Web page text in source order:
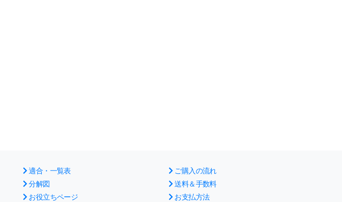
適合・一覧表
分解図
お役立ちページ
ご購入の流れ
送料＆手数料
お支払方法